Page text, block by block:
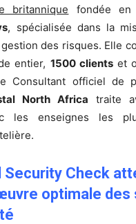
britannique fondée en
, spécialisée dans la
des risques. Elle
entier, 1500 clientset
Consultant officiel de
North Africa traite
les enseignes les
Security Check
optimale des